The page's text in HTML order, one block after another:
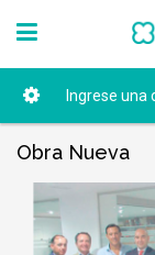
Obra Nueva